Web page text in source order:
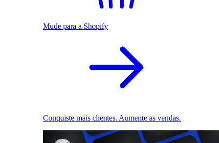
Mude para a Shopify
Conquiste mais clientes. Aumente as vendas.